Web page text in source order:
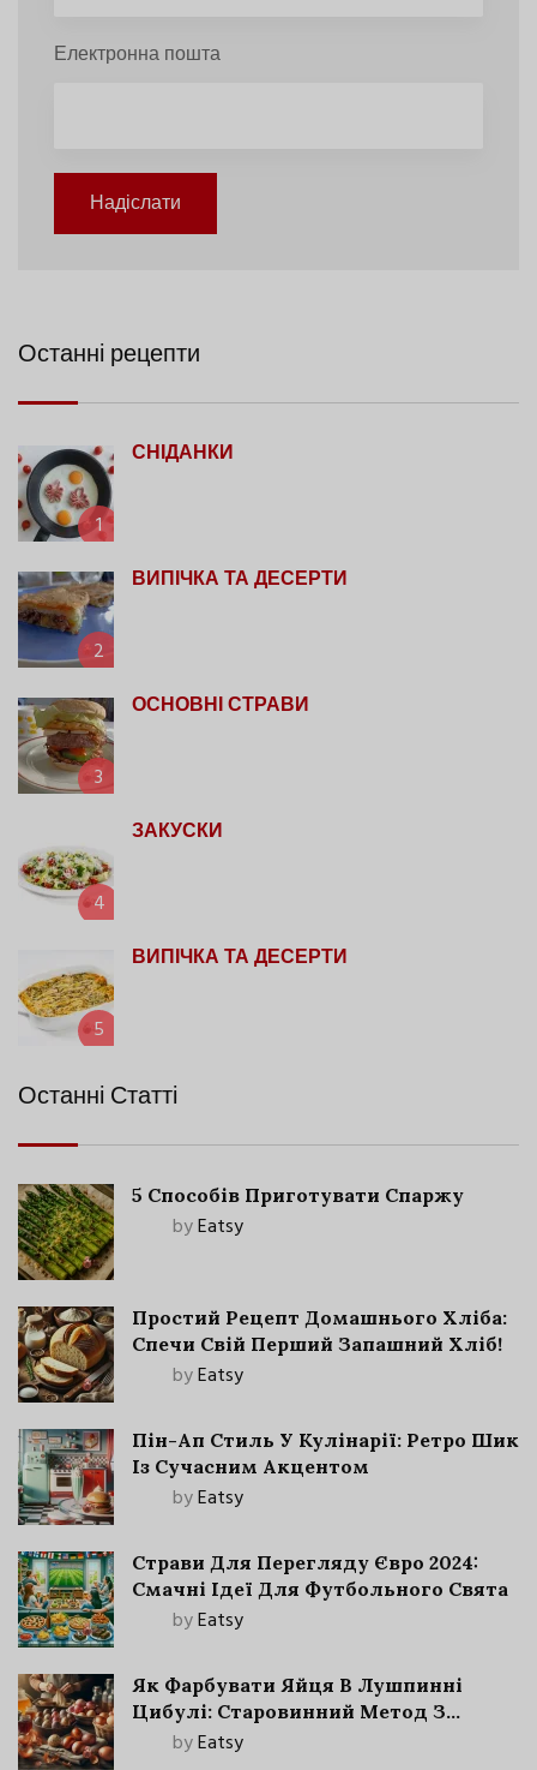
Електронна пошта
Надіслати
Останні рецепти
1
СНІДАНКИ
2
ВИПІЧКА ТА ДЕСЕРТИ
3
ОСНОВНІ СТРАВИ
4
ЗАКУСКИ
5
ВИПІЧКА ТА ДЕСЕРТИ
Останні Статті
5 Способів Приготувати Спаржу
byEatsy
Простий Рецепт Домашнього Хліба:
Спечи Свій Перший Запашний Хліб!
byEatsy
Пін-Ап Стиль У Кулінарії: Ретро Шик
Із Сучасним Акцентом
byEatsy
Страви Для Перегляду Євро 2024:
Смачні Ідеї Для Футбольного Свята
byEatsy
Як Фарбувати Яйця В Лушпинні
Цибулі: Старовинний Метод З
Сучасними Нюансами
byEatsy